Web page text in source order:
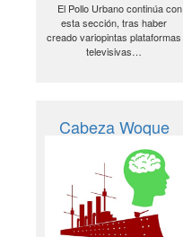
El Pollo Urbano continúa con
esta sección, tras haber
creado variopintas plataformas
televisivas…
Cabeza Woque